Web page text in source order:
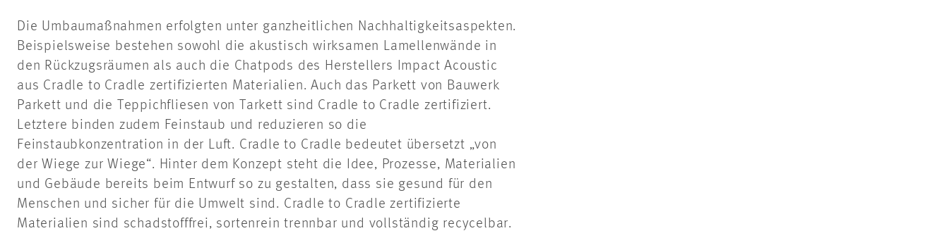
Die Umbaumaßnahmen erfolgten unter ganzheitlichen Nachhaltigkeitsaspekten.
Beispielsweise bestehen sowohl die akustisch wirksamen Lamellenwände in
den Rückzugsräumen als auch die Chatpods des Herstellers Impact Acoustic
aus Cradle to Cradle zertifizierten Materialien. Auch das Parkett von Bauwerk
Parkett und die Teppichfliesen von Tarkett sind Cradle to Cradle zertifiziert.
Letztere binden zudem Feinstaub und reduzieren so die
Feinstaubkonzentration in der Luft. Cradle to Cradle bedeutet übersetzt „von
der Wiege zur Wiege“. Hinter dem Konzept steht die Idee, Prozesse, Materialien
und Gebäude bereits beim Entwurf so zu gestalten, dass sie gesund für den
Menschen und sicher für die Umwelt sind. Cradle to Cradle zertifizierte
Materialien sind schadstofffrei, sortenrein trennbar und vollständig recycelbar.